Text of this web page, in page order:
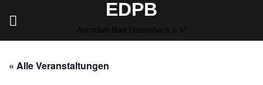
EDPB
Aeroclub Bad Ditzenbach e.V.
« Alle Veranstaltungen